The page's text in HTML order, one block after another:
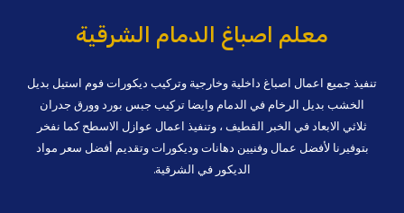
معلم اصباغ الدمام الشرقية
تنفيذ جميع اعمال اصباغ داخلية وخارجية وتركيب ديكورات فوم استيل بديل
الخشب بديل الرخام في الدمام وايضا تركيب جبس بورد وورق جدران
ثلاثي الابعاد في الخبر القطيف ، وتنفيذ اعمال عوازل الاسطح كما نفخر
بتوفيرنا لأفضل عمال وفنيين دهانات وديكورات وتقديم أفضل سعر مواد
الديكور في الشرقية.